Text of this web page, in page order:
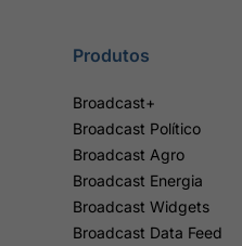
Produtos
Broadcast+
Broadcast Político
Broadcast Agro
Broadcast Energia
Broadcast Widgets
Broadcast Data Feed